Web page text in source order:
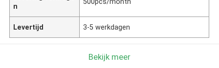
n
Levertijd 3-5 werkdagen
Bekijk meer